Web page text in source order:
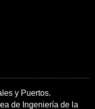
y Puertos.
de Ingeniería de la